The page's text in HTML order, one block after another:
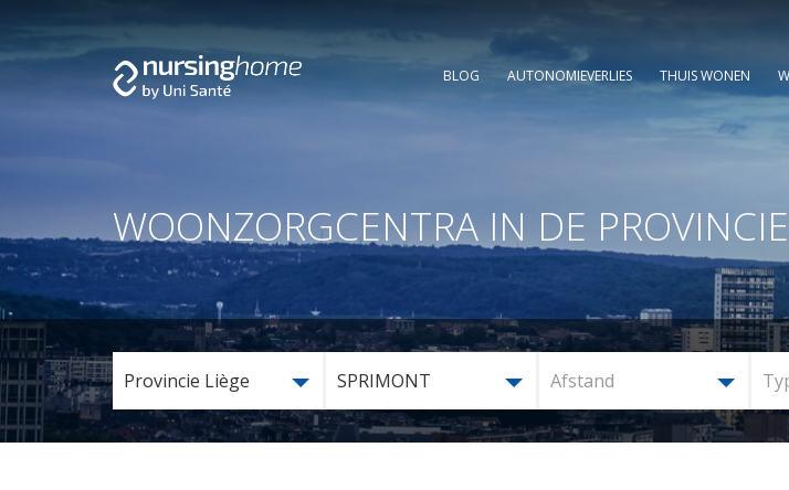
BLOG AUTONOMIEVERLIES THUIS WONEN
WOONZORGCENTRA IN DE
Provincie Liège SPRIMONT Afstand